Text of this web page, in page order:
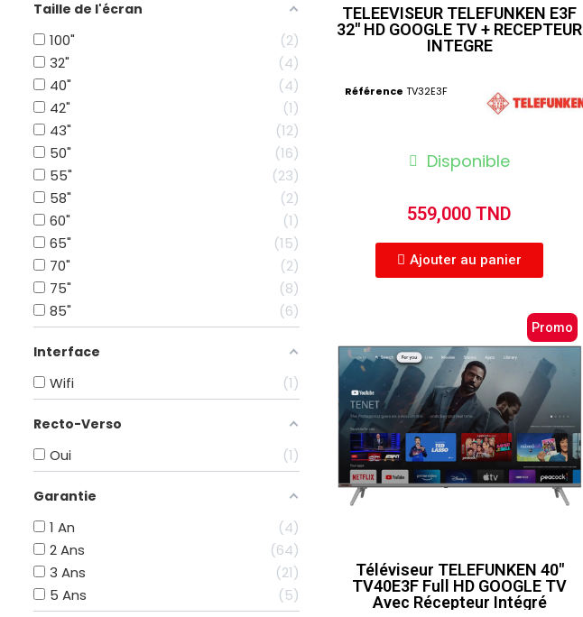
Taille de l'écran
100"
2
32"
4
40"
4
42"
1
43"
12
50"
16
55"
23
58"
2
60"
1
65"
15
70"
2
75"
8
85"
6
Interface
Wifi 1
Recto-Verso
Oui 1
Garantie
1 An
4
2 Ans
64
3 Ans
21
5 Ans
5
TELEEVISEUR TELEFUNKEN E3F
32" HD GOOGLE TV + RECEPTEUR
INTEGRE
Référence TV32E3F
Disponible
559,000 TND
Ajouter au panier
Promo
Téléviseur TELEFUNKEN 40"
TV40E3F Full HD GOOGLE TV
Avec Récepteur Intégré